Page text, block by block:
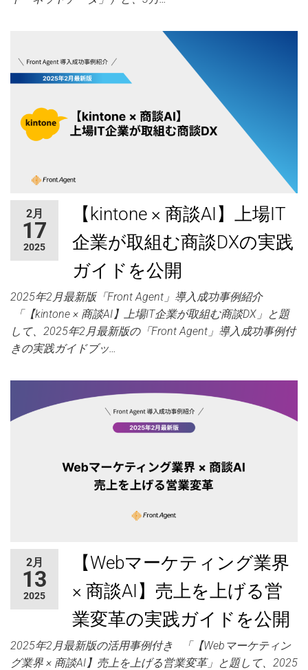
2月
17
2025
【kintone × 商談AI】上場IT
企業が取組む商談DXの実践
ガイドを公開
2025年2月最新版「Front Agent」導入成功事例紹介
「【kintone × 商談AI】上場IT企業が取組む商談DX」と題
して、2025年2月最新版の「Front Agent」導入成功事例付
きの実践ガイドブッ…
2月
13
2025
【Webマーケティング業界
× 商談AI】売上を上げる営
業変革の実践ガイドを公開
2025年2月最新版の活用事例付き 「【Webマーケティン
グ業界 × 商談AI】売上を上げる営業変革」と題して、2025